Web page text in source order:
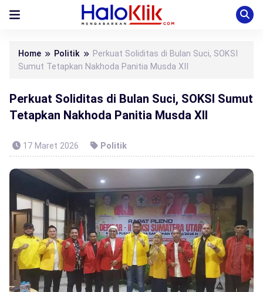
Home Politik
Perkuat Soliditas di Bulan Suci, SOKSI
Sumut Tetapkan Nakhoda Panitia Musda XII
Perkuat Soliditas di Bulan Suci, SOKSI Sumut
Tetapkan Nakhoda Panitia Musda XII
17 Maret 2026 Politik